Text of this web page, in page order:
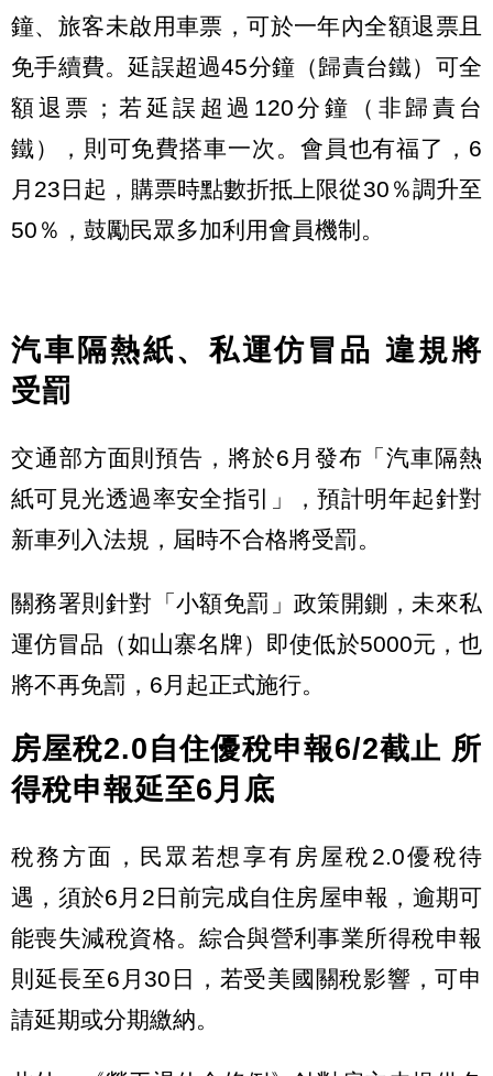
鐘、旅客未啟用車票，可於一年內全額退票且
免手續費。延誤超過45分鐘（歸責台鐵）可全
額退票；若延誤超過120分鐘（非歸責台
鐵），則可免費搭車一次。會員也有福了，6
月23日起，購票時點數折抵上限從30％調升至
50％，鼓勵民眾多加利用會員機制。
汽車隔熱紙、私運仿冒品 違規將
受罰
交通部方面則預告，將於6月發布「汽車隔熱
紙可見光透過率安全指引」，預計明年起針對
新車列入法規，屆時不合格將受罰。
關務署則針對「小額免罰」政策開鍘，未來私
運仿冒品（如山寨名牌）即使低於5000元，也
將不再免罰，6月起正式施行。
房屋稅2.0自住優稅申報6/2截止 所
得稅申報延至6月底
稅務方面，民眾若想享有房屋稅2.0優稅待
遇，須於6月2日前完成自住房屋申報，逾期可
能喪失減稅資格。綜合與營利事業所得稅申報
則延長至6月30日，若受美國關稅影響，可申
請延期或分期繳納。